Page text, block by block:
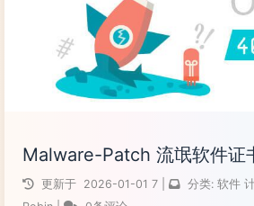
Malware-Patch 流氓软件证
更新于 2026-01-01 7 分类: 软件